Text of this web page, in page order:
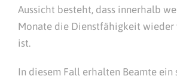
Aussicht besteht, dass innerhalb
Monate die Dienstfähigkeit
ist.
In diesem Fall erhalten Beamte ein